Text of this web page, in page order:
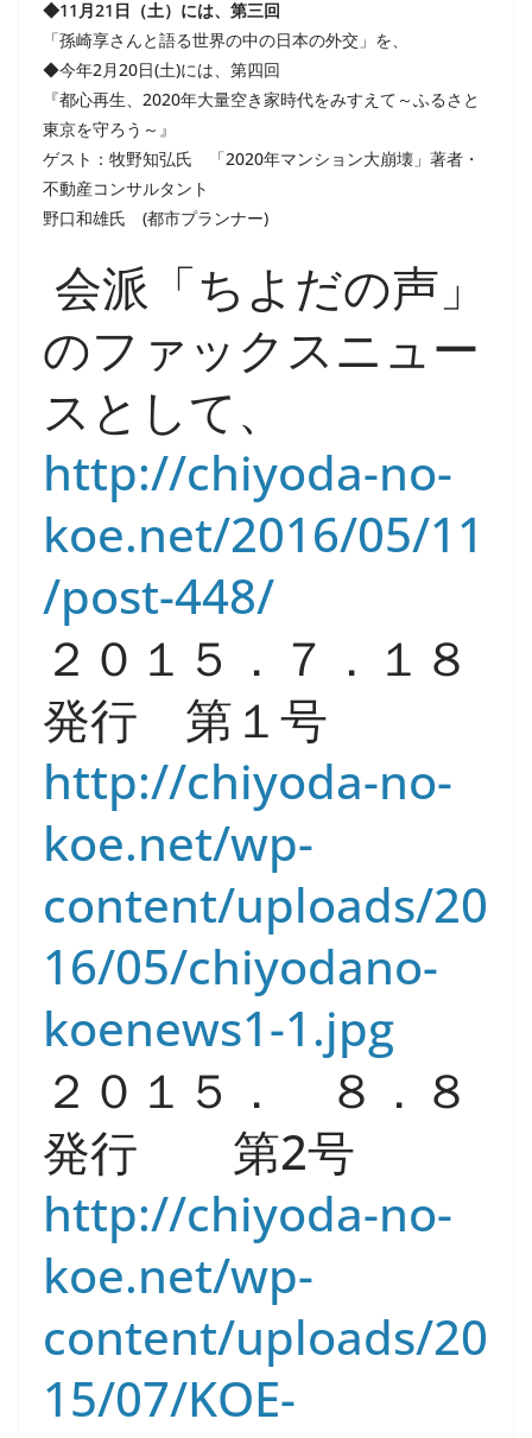
◆11月21日（土）には、第三回
「孫崎享さんと語る世界の中の日本の外交」を、
◆今年2月20日(土)には、第四回
『都心再生、2020年大量空き家時代をみすえて～ふるさと
東京を守ろう～』
ゲスト：牧野知弘氏 「2020年マンション大崩壊」著者・
不動産コンサルタント
野口和雄氏 (都市プランナー)
会派「ちよだの声」
のファックスニュー
スとして、
http://chiyoda-no-
koe.net/2016/05/11
/post-448/
２０１５．７．１８
発行 第１号
http://chiyoda-no-
koe.net/wp-
content/uploads/20
16/05/chiyodano-
koenews1-1.jpg
２０１５． ８．８
発行 第2号
http://chiyoda-no-
koe.net/wp-
content/uploads/20
15/07/KOE-